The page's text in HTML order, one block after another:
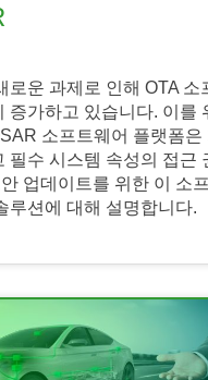
로운 과제로 인해 OTA 소
증가하고 있습니다. 이를
소프트웨어 플랫폼은
필수 시스템 속성의 접근
업데이트를 위한 이 소
루션에 대해 설명합니다.